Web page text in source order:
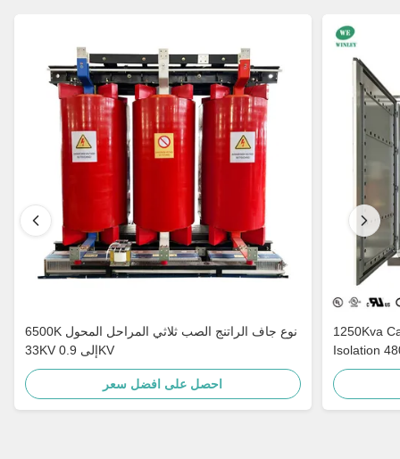
6500K نوع جاف الراتنج الصب ثلاثي المراحل المحول
33KV إلى 0.9KV
احصل على افضل سعر
1250Kva Cast Resin Dry Type Transformers
Isolation